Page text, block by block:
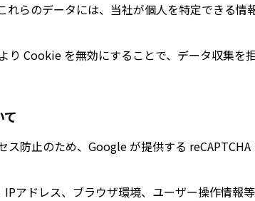
れらのデータには、当社が個人を特定できる情
り Cookie を無効にすることで、データ収集を
て
ス防止のため、Google が提供する
IPアドレス、ブラウザ環境、ユーザー操作情報